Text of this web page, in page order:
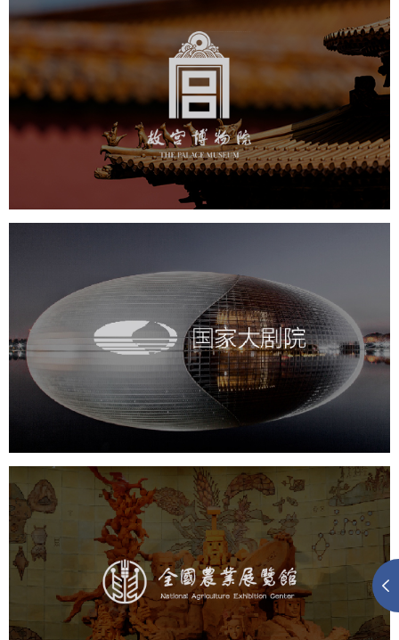
故宫博物院
文化艺术 博物馆 智慧博物馆
博物馆网站建设
景区网站建设
文创商城 万能专题 网站代运营
国家大剧院
文化艺术 剧院 智慧展馆 展馆网站建设
农业展览馆
文化艺术 展馆网站建设
博物馆展厅设计
数字博物馆建设
展厅空间设计
企业展厅设计